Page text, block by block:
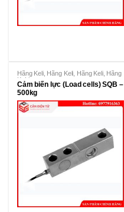
Hãng Keli, Hãng Keli Hãng Keli, Hãng
KeLi
Cảm biến lực (Load cells) SQB –
500kg